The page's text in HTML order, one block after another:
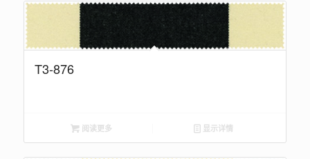
T3-876
阅读更多 显示详情